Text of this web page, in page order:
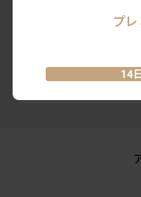
そごう美術館｜神奈川
プ
14